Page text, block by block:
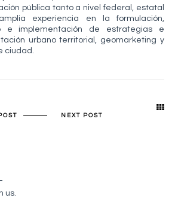
pública tanto a nivel federal, estatal
experiencia en la formulación,
e implementación de estrategias e
urbano territorial, geomarketing y
ciudad.
NEXT POST
us.